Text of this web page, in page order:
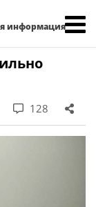
информация
128